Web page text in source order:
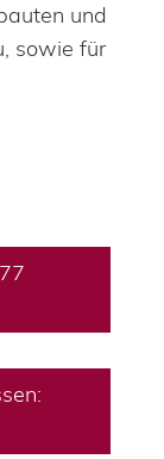
und
sowie für